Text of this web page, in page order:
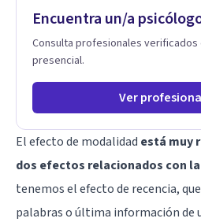
Encuentra un/a
Consulta profesionales verificados
presencial.
Ver
El efecto de modalidad está muy
dos efectos relacionados con
tenemos elefecto de recencia,
palabras o última información de